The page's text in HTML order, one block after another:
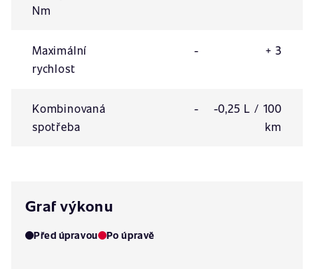
Nm
Maximální
rychlost
- + 3
Kombinovaná
spotřeba
-
-0,25 L / 100
km
Graf výkonu
Před úpravou Po úpravě